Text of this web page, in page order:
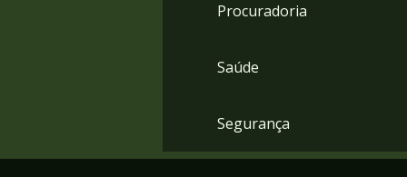
Procuradoria
Saúde
Segurança